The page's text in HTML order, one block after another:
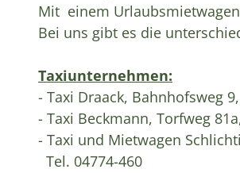
Mit einem
Bei uns gibt es die
Taxiunternehmen:
- Taxi Draack, Bahnhofsweg
- Taxi Beckmann, Torfweg
- Taxi und Mietwagen
Tel. 04774-460